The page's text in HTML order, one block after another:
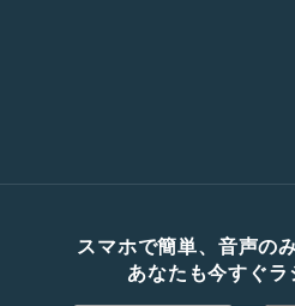
スマホで簡単、音声の
あなたも今すぐラ